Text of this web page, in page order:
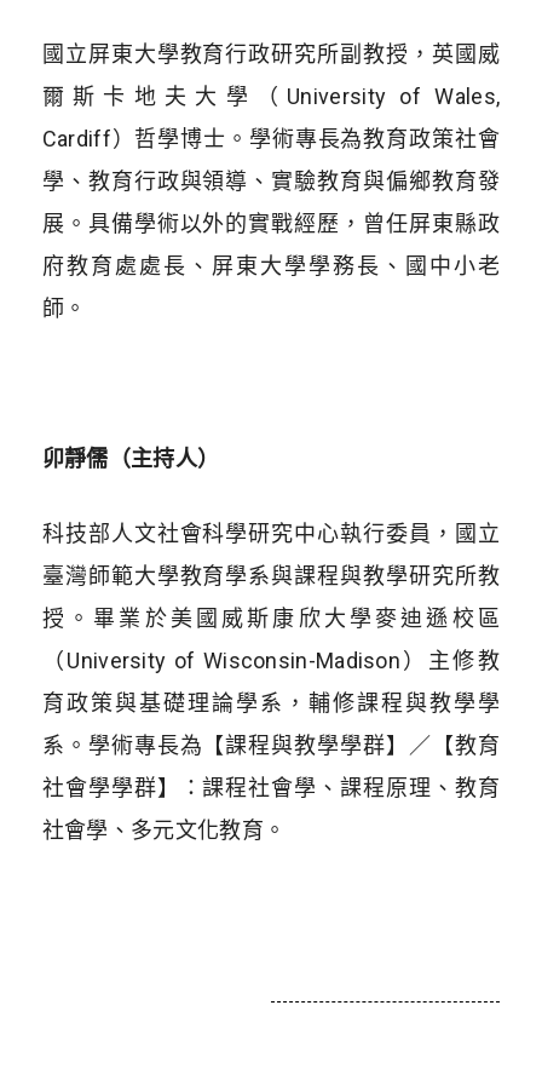
國立屏東大學教育行政研究所副教授，英國威
爾斯卡地夫大學（University of Wales,
Cardiff）哲學博士。學術專長為教育政策社會
學、教育行政與領導、實驗教育與偏鄉教育發
展。具備學術以外的實戰經歷，曾任屏東縣政
府教育處處長、屏東大學學務長、國中小老
師。
卯靜儒（主持人）
科技部人文社會科學研究中心執行委員，國立
臺灣師範大學教育學系與課程與教學研究所教
授。畢業於美國威斯康欣大學麥迪遜校區
（University of Wisconsin-Madison）主修教
育政策與基礎理論學系，輔修課程與教學學
系。學術專長為【課程與教學學群】／【教育
社會學學群】：課程社會學、課程原理、教育
社會學、多元文化教育。